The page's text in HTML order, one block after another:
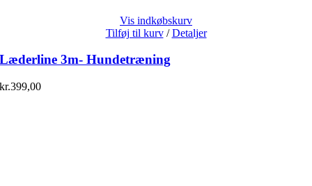
Vis indkøbskurv
Tilføj til kurv / Detaljer
Læderline 3m- Hundetræning
kr.399,00